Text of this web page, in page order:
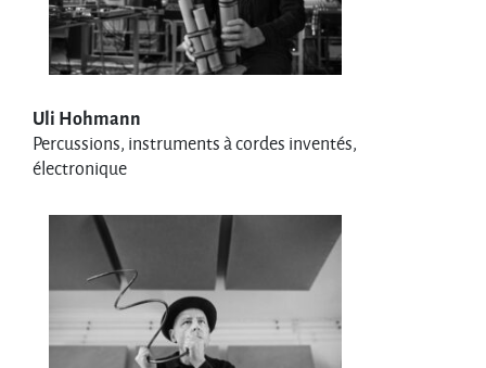
Uli Hohmann
Percussions, instruments à cordes inventés,
électronique